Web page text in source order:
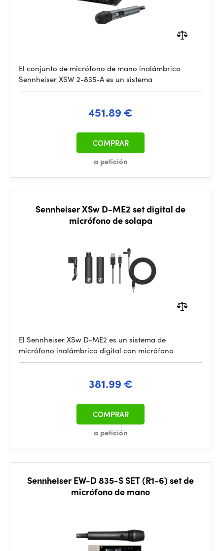
El conjunto de micrófono de mano inalámbrico
Sennheiser XSW 2-835-A es un sistema
451.89 €
a petición
COMPRAR
Sennheiser XSw D-ME2 set digital de
micrófono de solapa
El Sennheiser XSw D-ME2 es un sistema de
micrófono inalámbrico digital con micrófono
381.99 €
a petición
COMPRAR
Sennheiser EW-D 835-S SET (R1-6) set de
micrófono de mano